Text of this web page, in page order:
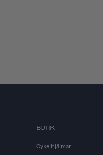
BUTIK
Cykelhjälmar